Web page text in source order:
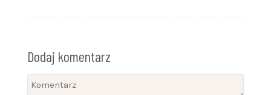
Dodaj komentarz